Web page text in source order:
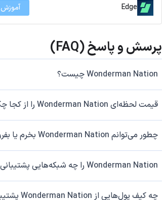
Edge آموزش
پرسش و پاسخ (FAQ)
Wonderman Nation چیست؟
قیمت لحظه‌ای Wonderman Nation را از کجا چک کنم؟
چطور می‌توانم Wonderman Nation بخرم یا بفروشم؟
Wonderman Nation را چه شبکه‌هایی پشتیبانی می‌کند؟
چه کیف پول‌هایی از Wonderman Nation پشتیبانی می‌کنند؟